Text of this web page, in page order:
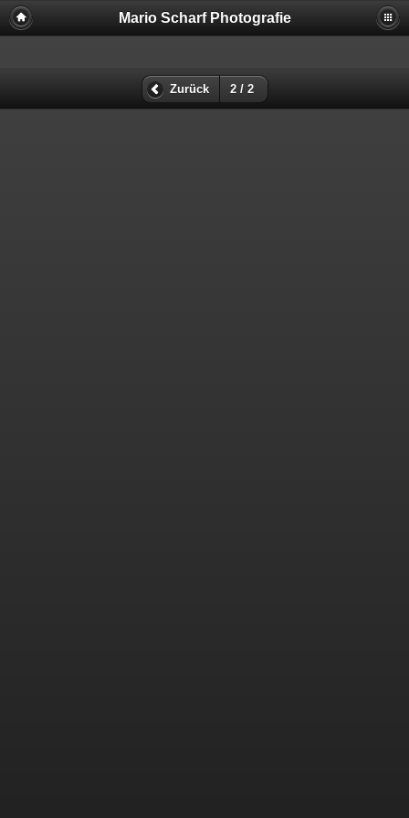
Mario Scharf Photografie
Zurück 2 / 2